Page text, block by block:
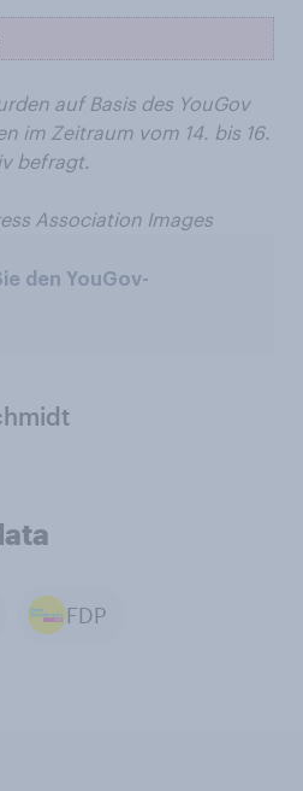
auf Basis des YouGov
im Zeitraum vom 14. bis 16.
befragt.
Association Images
den YouGov-
FDP